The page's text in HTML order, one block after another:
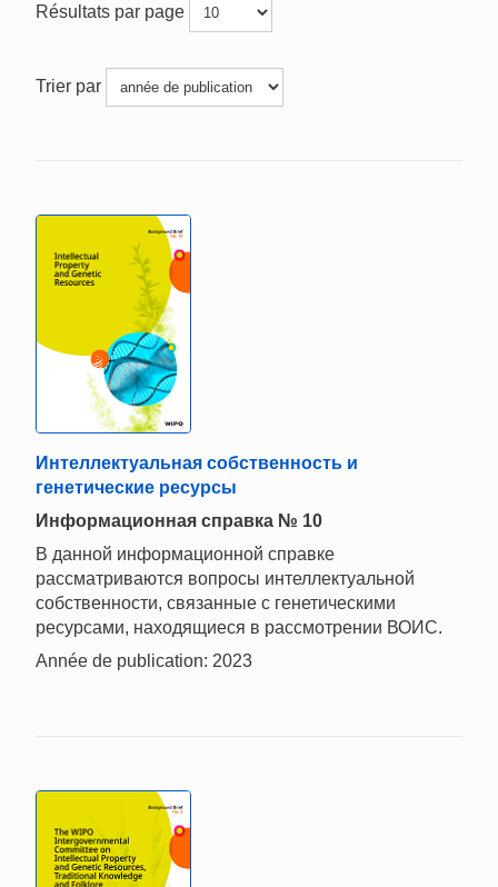
Résultats par page
Trier par
Интеллектуальная собственность и
генетические ресурсы
Информационная справка № 10
В данной информационной справке
рассматриваются вопросы интеллектуальной
собственности, связанные с генетическими
ресурсами, находящиеся в рассмотрении ВОИС.
Année de publication: 2023